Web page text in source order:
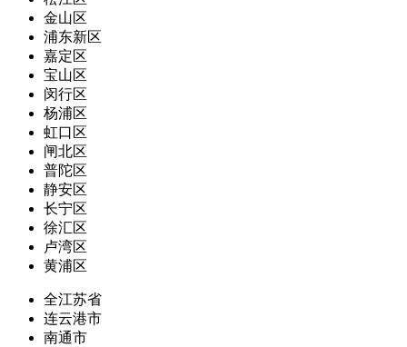
金山区
浦东新区
嘉定区
宝山区
闵行区
杨浦区
虹口区
闸北区
普陀区
静安区
长宁区
徐汇区
卢湾区
黄浦区
全江苏省
连云港市
南通市